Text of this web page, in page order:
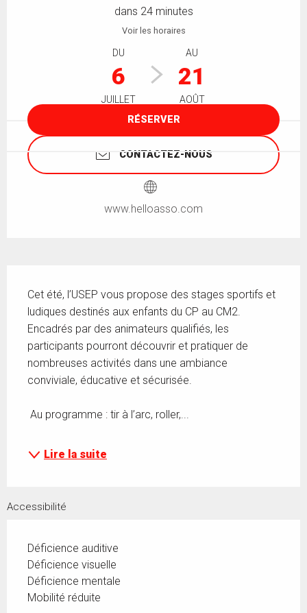
dans 24 minutes
Voir les horaires
DU
6
JUILLET
AU
21
AOÛT
RÉSERVER
CONTACTEZ-NOUS
www.helloasso.com
Cet été, l’USEP vous propose des stages sportifs et
ludiques destinés aux enfants du CP au CM2.
Encadrés par des animateurs qualifiés, les
participants pourront découvrir et pratiquer de
nombreuses activités dans une ambiance
conviviale, éducative et sécurisée.
Au programme : tir à l’arc, roller,...
Lire la suite
Accessibilité
Déficience auditive
Déficience visuelle
Déficience mentale
Mobilité réduite